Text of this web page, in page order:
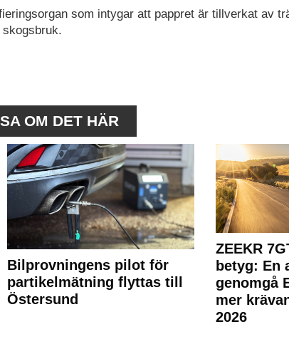
som intygar att pappret är tillverkat av
OM DET HÄR
Bilprovningens pilot för
partikelmätning flyttas till
Östersund
ZEEKR
betyg: En
genomgå
mer
2026